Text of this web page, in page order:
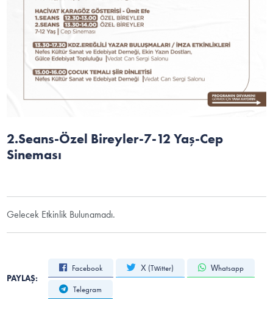
2.Seans-Özel Bireyler-7-12 Yaş-Cep
Sineması
Gelecek Etkinlik Bulunamadı.
PAYLAŞ:
Facebook X (Twitter) Whatsapp
Telegram